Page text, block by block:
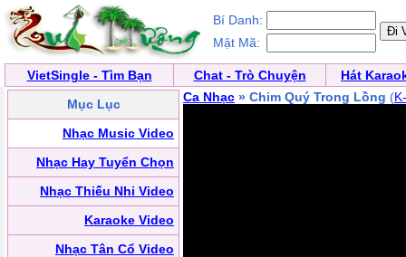
Bí Danh:
Mật Mã:
VietSingle - Tìm Bạn Chat - Trò Chuyện
Hát
Mục Lục
Nhạc Music Video
Nhạc Hay Tuyển Chọn
Nhạc Thiếu Nhi Video
Karaoke Video
Nhạc Tân Cổ Video
Ca Nhạc » Chim Quý Trong Lồng (